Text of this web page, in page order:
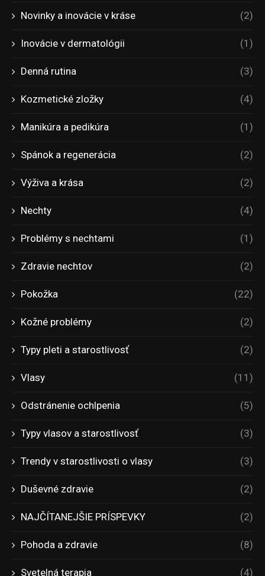
Novinky a inovácie v kráse (2)
Inovácie v dermatológii (1)
Denná rutina (3)
Kozmetické zložky (4)
Manikúra a pedikúra (1)
Spánok a regenerácia (2)
Výživa a krása (2)
Nechty (4)
Problémy s nechtami (1)
Zdravie nechtov (2)
Pokožka (22)
Kožné problémy (2)
Typy pleti a starostlivosť (2)
Vlasy (11)
Odstránenie ochlpenia (5)
Typy vlasov a starostlivosť (3)
Trendy v starostlivosti o vlasy (3)
Duševné zdravie (2)
NAJČÍTANEJŠIE PRÍSPEVKY (2)
Pohoda a zdravie (8)
Svetelná terapia (4)